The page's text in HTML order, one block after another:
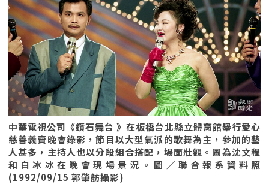
中華電視公司《鑽石舞台 》在板橋台北縣立體育館舉行愛心
慈善義賣晚會錄影，節目以大型氣派的歌舞為主，參加的藝
人甚多，主持人也以分段組合搭配，場面壯觀。圖為沈文程
和白冰冰在晚會現場景況。圖／聯合報系資料照
(1992/09/15 郭肇舫攝影)